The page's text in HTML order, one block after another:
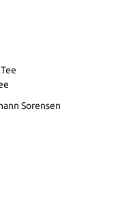
Sorensen